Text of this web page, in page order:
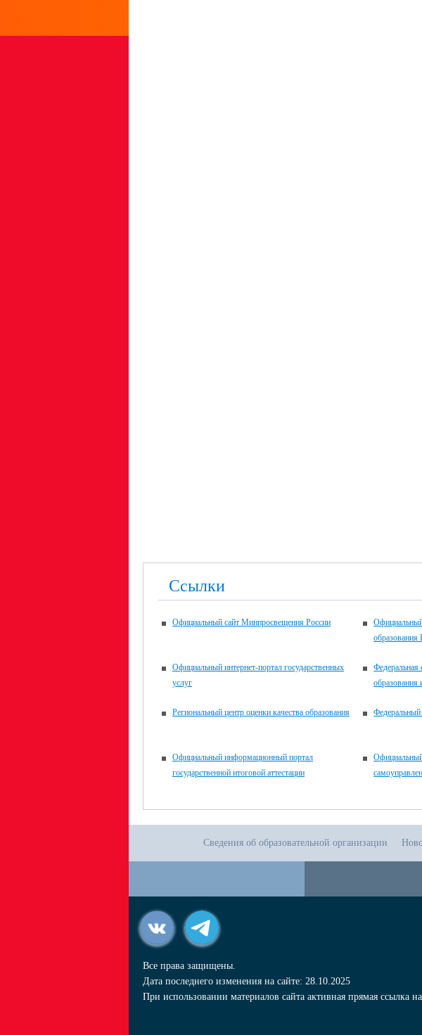
Ссылки
Официальный сайт Минпросвещения России
образования
Официальный интернет-портал государственных
услуг
Федеральная
образования
Региональный центр оценки качества образования Федеральный
Официальный информационный портал
государственной итоговой аттестации
Официальный
Сведения об образовательной организации
Все права защищены.
Дата последнего изменения на сайте: 28.10.2025
При использовании материалов сайта активная прямая ссылка